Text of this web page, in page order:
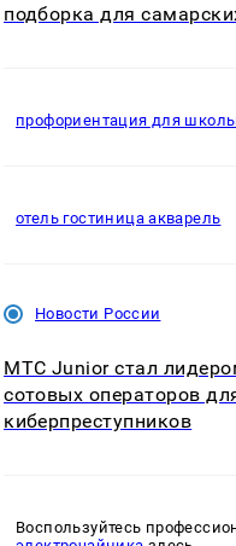
подборка для
профориентация для
отель гостиница акварель
Новости России
МТС Junior стал
сотовых операторов
киберпреступников
Воспользуйтесь